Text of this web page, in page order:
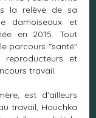
la relève de sa
damoiseaux et
en 2015. Tout
parcours "santé"
et
travail.
est d'ailleurs
travail, Houchka